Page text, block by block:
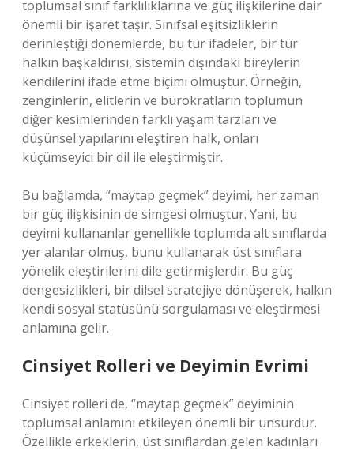
toplumsal sınıf farklılıklarına ve güç ilişkilerine dair
önemli bir işaret taşır. Sınıfsal eşitsizliklerin
derinleştiği dönemlerde, bu tür ifadeler, bir tür
halkın başkaldırısı, sistemin dışındaki bireylerin
kendilerini ifade etme biçimi olmuştur. Örneğin,
zenginlerin, elitlerin ve bürokratların toplumun
diğer kesimlerinden farklı yaşam tarzları ve
düşünsel yapılarını eleştiren halk, onları
küçümseyici bir dil ile eleştirmiştir.
Bu bağlamda, “maytap geçmek” deyimi, her zaman
bir güç ilişkisinin de simgesi olmuştur. Yani, bu
deyimi kullananlar genellikle toplumda alt sınıflarda
yer alanlar olmuş, bunu kullanarak üst sınıflara
yönelik eleştirilerini dile getirmişlerdir. Bu güç
dengesizlikleri, bir dilsel stratejiye dönüşerek, halkın
kendi sosyal statüsünü sorgulaması ve eleştirmesi
anlamına gelir.
Cinsiyet Rolleri ve Deyimin Evrimi
Cinsiyet rolleri de, “maytap geçmek” deyiminin
toplumsal anlamını etkileyen önemli bir unsurdur.
Özellikle erkeklerin, üst sınıflardan gelen kadınları